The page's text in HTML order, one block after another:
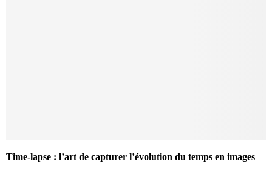
Time-lapse : l’art de capturer l’évolution du temps en images